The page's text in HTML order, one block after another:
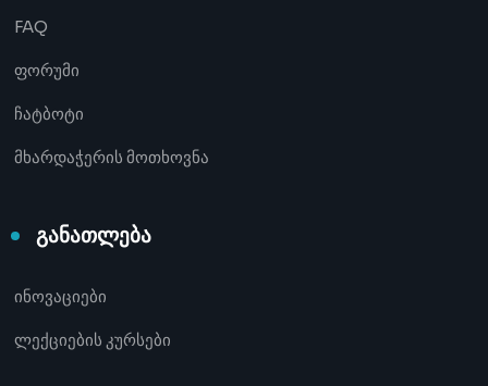
FAQ
ფორუმი
ჩატბოტი
მხარდაჭერის მოთხოვნა
განათლება
ინოვაციები
ლექციების კურსები